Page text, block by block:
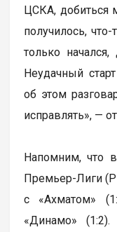
ЦСКА, добиться
получилось,
только
Неудачный
об этом
исправлять», —
Напомним, что
Премьер-Лиги
с «Ахматом»
«Динамо» (1:2).